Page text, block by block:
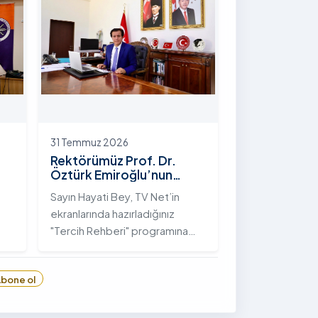
hayata geçirilen "İstifli Taş
Tahkimatı" projesi titizlikle
tamamlandı.
31 Temmuz 2026
Rektörümüz Prof. Dr.
Öztürk Emiroğlu’nun
"Tercih Rehberi"
Programındaki Röportajı
Sayın Hayati Bey, TV Net’in
ekranlarında hazırladığınız
"Tercih Rehberi" programına
ol